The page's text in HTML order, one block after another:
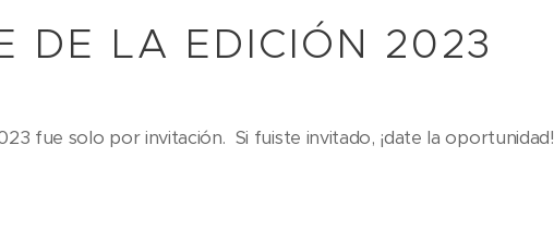
DE LA EDICIÓN 2023
fue solo por invitación. Si fuiste invitado, ¡date la oportunidad!